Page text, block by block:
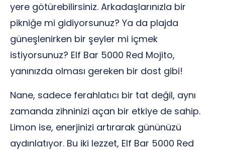
yere götürebilirsiniz. Arkadaşlarınızla bir
pikniğe mi gidiyorsunuz? Ya da plajda
güneşlenirken bir şeyler mi içmek
istiyorsunuz? Elf Bar 5000 Red Mojito,
yanınızda olması gereken bir dost gibi!
Nane, sadece ferahlatıcı bir tat değil, aynı
zamanda zihninizi açan bir etkiye de sahip.
Limon ise, enerjinizi artırarak gününüzü
aydınlatıyor. Bu iki lezzet, Elf Bar 5000 Red